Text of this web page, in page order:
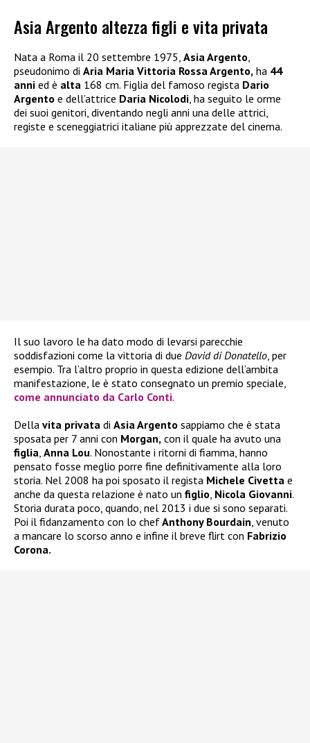
Asia Argento altezza figli e vita privata
Nata a Roma il 20 settembre 1975, Asia Argento,
pseudonimo di Aria Maria Vittoria Rossa Argento, ha 44
anni ed è alta 168 cm. Figlia del famoso regista Dario
Argento e dell’attrice Daria Nicolodi, ha seguito le orme
dei suoi genitori, diventando negli anni una delle attrici,
registe e sceneggiatrici italiane più apprezzate del cinema.
Il suo lavoro le ha dato modo di levarsi parecchie
soddisfazioni come la vittoria di due David di Donatello, per
esempio. Tra l’altro proprio in questa edizione dell’ambita
manifestazione, le è stato consegnato un premio speciale,
come annunciato da Carlo Conti.
Della vita privata di Asia Argento sappiamo che è stata
sposata per 7 anni con Morgan, con il quale ha avuto una
figlia, Anna Lou. Nonostante i ritorni di fiamma, hanno
pensato fosse meglio porre fine definitivamente alla loro
storia. Nel 2008 ha poi sposato il regista Michele Civetta e
anche da questa relazione è nato un figlio, Nicola Giovanni.
Storia durata poco, quando, nel 2013 i due si sono separati.
Poi il fidanzamento con lo chefAnthony Bourdain, venuto
a mancare lo scorso anno e infine il breve flirt con Fabrizio
Corona.